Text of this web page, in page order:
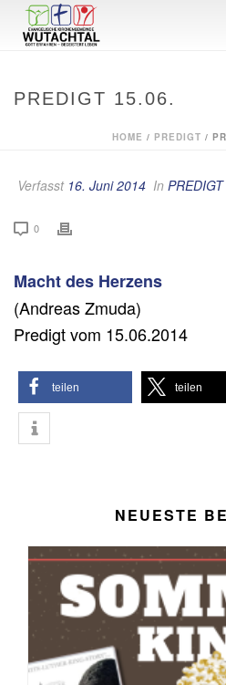
PREDIGT 15.06.
HOME / PREDIGT /
Verfasst 16. Juni 2014 In PREDIGT
0
Macht des Herzens
(Andreas Zmuda)
Predigt vom 15.06.2014
teilen teilen
NEUESTE